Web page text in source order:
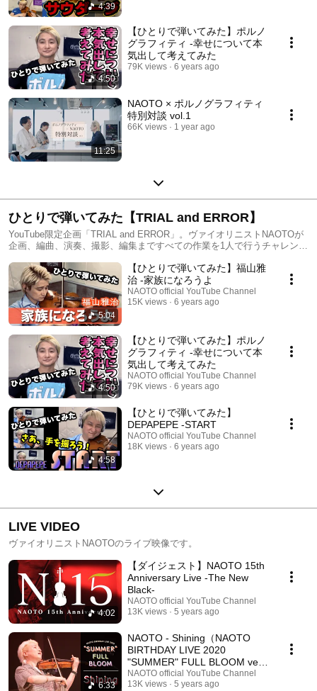
4:39
4:50
【ひとりで弾いてみた】ポルノ
グラフィティ -幸せについて本
気出して考えてみた
79K views 6 years ago
11:25
NAOTO × ポルノグラフィティ
特別対談 vol.1
66K views 1 year ago
ひとりで弾いてみた【TRIAL and ERROR】
YouTube限定企画「TRIAL and ERROR」。ヴァイオリニストNAOTOが
企画、編曲、演奏、撮影、編集まですべての作業を1人で行うチャレンジ
イオリニストとしては一級品のNAOTOですが、動画作りは全くの素人。
そんなNAOTOなりに頑張って作った動画へ励ましのお言葉もたくさん欲
しいところですが、、、「NAOTOさん、もっとこうした方がいいです
よ」「NAOTOさん、こんな編集はどうですか？」「NAOTOさん、この
曲をリクエストします！」などなど、皆さんからいただいた温かいツッ
コミコメントを、どんどん動画に反映させ、NAOTOは試行錯誤し成長し
ます！！もちろん、良いところは褒めてあげてくださいね。 チャレンジ
と失敗を繰り返し、目指せトップクリエイター！！ ご感想、アイディ
ア、リクエストは、この動画のコメント欄でお待ちしております！
Website http://www.naoto-poper.com Instagram
http://instagram.com/naoto_poper Twitter
https://twitter.com/NAOTO_poper #NAOTO #ポルノグラフィティ #サウ
5:04
【ひとりで弾いてみた】福山雅
治 -家族になろうよ
NAOTO official YouTube Channel
15K views
6 years ago
4:50
【ひとりで弾いてみた】ポルノ
グラフィティ -幸せについて本
気出して考えてみた
NAOTO official YouTube Channel
79K views
6 years ago
4:58
【ひとりで弾いてみた】
DEPAPEPE -START
NAOTO official YouTube Channel
18K views
6 years ago
LIVE VIDEO
ヴァイオリニストNAOTOのライブ映像です。
4:02
【ダイジェスト】NAOTO 15th
Anniversary Live -The New
Black-
NAOTO official YouTube Channel
13K views
5 years ago
6:33
NAOTO - Shining（NAOTO
BIRTHDAY LIVE 2020
"SUMMER" FULL BLOOM ver.)
for J-LODlive
NAOTO official YouTube Channel
13K views
5 years ago